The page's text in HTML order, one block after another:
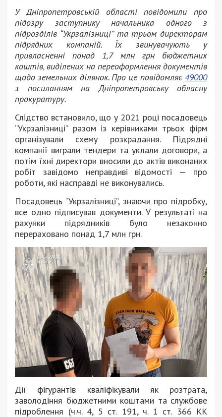
У Дніпропетровській області повідомили про
підозру заступнику начальника одного з
підрозділів “Укрзалізниці” та трьом директорам
підрядних компаній. Їх звинувачують у
привласненні понад 1,7 млн грн бюджетних
коштів, виділених на переоформлення документів
щодо земельних ділянок. Про це повідомляє 49000
з посиланням на Дніпропетровську обласну
прокуратуру.
Слідство встановило, що у 2021 році посадовець
“Укрзалізниці” разом із керівниками трьох фірм
організували схему розкрадання. Підрядні
компанії виграли тендери та уклали договори, а
потім їхні директори вносили до актів виконаних
робіт завідомо неправдиві відомості — про
роботи, які насправді не виконувались.
Посадовець “Укрзалізниці”, знаючи про підробку,
все одно підписував документи. У результаті на
рахунки підрядників було незаконно
перераховано понад 1,7 млн грн.
Дії фігурантів кваліфікували як розтрата,
заволодіння бюджетними коштами та службове
підроблення (ч.ч. 4, 5 ст. 191, ч. 1 ст. 366 КК